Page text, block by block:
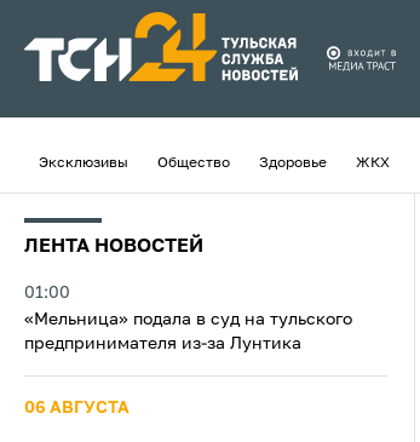
Эксклюзивы Общество Здоровье ЖКХ
ЛЕНТА НОВОСТЕЙ
01:00
«Мельница» подала в суд на тульского
предпринимателя из‑за Лунтика
06 АВГУСТА